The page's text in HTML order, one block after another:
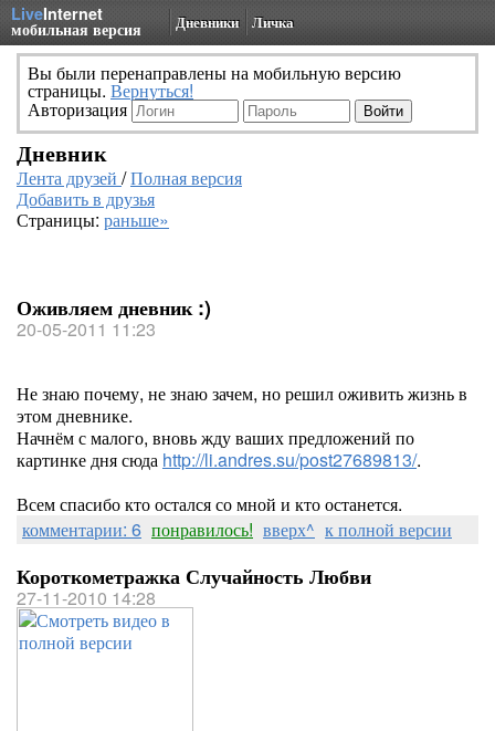
LiveInternet
мобильная версия Дневники Личка
Вы были перенаправлены на мобильную версию
страницы. Вернуться!
Авторизация
Дневник
Лента друзей /Полная версия
Добавить в друзья
Страницы: раньше»
Оживляем дневник :)
20-05-2011 11:23
Не знаю почему, не знаю зачем, но решил оживить жизнь в
этом дневнике.
Начнём с малого, вновь жду ваших предложений по
картинке дня сюда http://li.andres.su/post27689813/.
Всем спасибо кто остался со мной и кто останется.
комментарии: 6 понравилось! вверх^ к полной версии
Короткометражка Случайность Любви
27-11-2010 14:28